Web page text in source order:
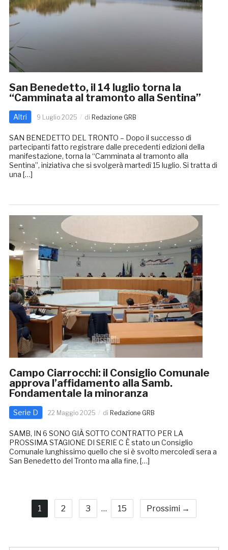
San Benedetto, il 14 luglio torna la
“Camminata al tramonto alla Sentina”
Altri 9 Luglio 2025 di Redazione GRB
SAN BENEDETTO DEL TRONTO – Dopo il successo di
partecipanti fatto registrare dalle precedenti edizioni della
manifestazione, torna la “Camminata al tramonto alla
Sentina”, iniziativa che si svolgerà martedì 15 luglio. Si tratta di
una […]
Campo Ciarrocchi: il Consiglio Comunale
approva l’affidamento alla Samb.
Fondamentale la minoranza
Serie D 22 Maggio 2025 di Redazione GRB
SAMB, IN 6 SONO GIÀ SOTTO CONTRATTO PER LA
PROSSIMA STAGIONE DI SERIE C È stato un Consiglio
Comunale lunghissimo quello che si è svolto mercoledì sera a
San Benedetto del Tronto ma alla fine, […]
1 2 3 … 15 Prossimi →